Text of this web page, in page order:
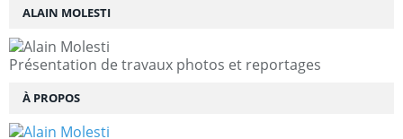
ALAIN MOLESTI
Présentation de travaux photos et reportages
À PROPOS